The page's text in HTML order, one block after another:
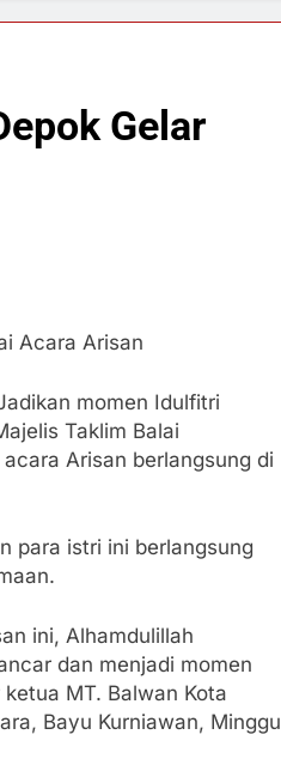
Gelar
Acara Arisan
momen Idulfitri
Taklim Balai
Arisan berlangsung di
para istri ini berlangsung
ini, Alhamdulillah
dan menjadi momen
MT. Balwan Kota
Bayu Kurniawan, Minggu